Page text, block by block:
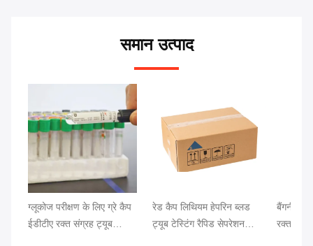
समान उत्पाद
ग्लूकोज परीक्षण के लिए ग्रे कैप
ईडीटीए रक्त संग्रह ट्यूब
रेड कैप लिथियम हेपरिन ब्लड
ट्यूब टेस्टिंग रैपिड सेपरेशन
बैंगनी कैप
रक्त